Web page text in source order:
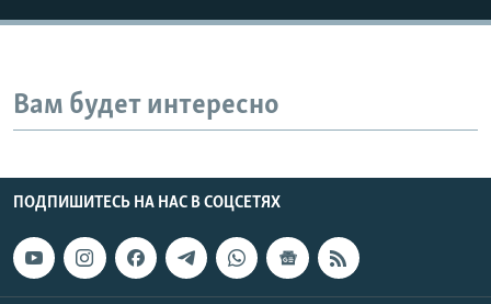
Вам будет интересно
ПОДПИШИТЕСЬ НА НАС В СОЦСЕТЯХ